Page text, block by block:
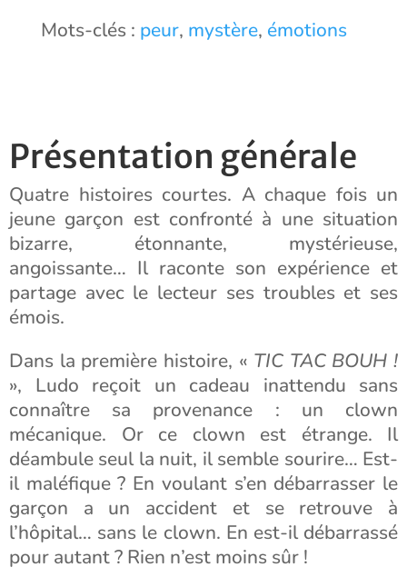
Mots-clés : peur, mystère, émotions
Présentation générale
Quatre histoires courtes. A chaque fois un
jeune garçon est confronté à une situation
bizarre, étonnante, mystérieuse,
angoissante… Il raconte son expérience et
partage avec le lecteur ses troubles et ses
émois.
Dans la première histoire, « TIC TAC BOUH !
», Ludo reçoit un cadeau inattendu sans
connaître sa provenance : un clown
mécanique. Or ce clown est étrange. Il
déambule seul la nuit, il semble sourire… Est-
il maléfique ? En voulant s’en débarrasser le
garçon a un accident et se retrouve à
l’hôpital… sans le clown. En est-il débarrassé
pour autant ? Rien n’est moins sûr !